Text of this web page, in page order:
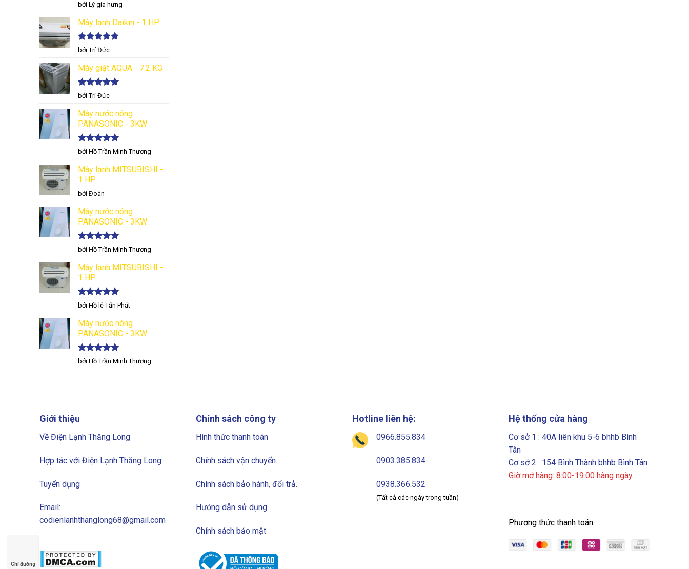
Được xếp
hạng5
sao
bởi Lý gia hưng
Máy lạnh Daikin - 1 HP
Được xếp
sao
bởi Trí Đức
Máy giặt AQUA - 7.2 KG
Được xếp
sao
bởi Trí Đức
Máy nước nóng
PANASONIC - 3KW
Được xếp
sao
bởi Hồ Trần Minh Thương
Máy lạnh MITSUBISHI -
1 HP
bởi Đoàn
Máy nước nóng
PANASONIC - 3KW
Được xếp
sao
bởi Hồ Trần Minh Thương
Máy lạnh MITSUBISHI -
1 HP
Được xếp
sao
bởi Hồ lê Tấn Phát
Máy nước nóng
PANASONIC - 3KW
Được xếp
bởi Hồ Trần Minh Thương
Giới thiệu
Về Điện Lạnh Thăng Long
Hợp tác với Điện Lạnh Thăng Long
Tuyển dụng
Email:
codienlanhthanglong68@gmail.com
Chính sách công ty
Hình thức thanh toán
Chính sách vận chuyển.
Chính sách bảo hành, đổi trả.
Hướng dẫn sử dụng
Chính sách bảo mật
Hotline liên hệ:
0966.855.834
0903.385.834
0938.366.532
(Tất cả các ngày trong tuần)
Hệ thống cửa hàng
Cơ sở 1 : 40A liên khu 5-6 bhhb Bình
Tân
Cơ sở 2 : 154 Bình Thành bhhb Bình Tân
Giờ mở hàng: 8:00-19:00 hàng ngày
Phương thức thanh toán
Chỉ đường